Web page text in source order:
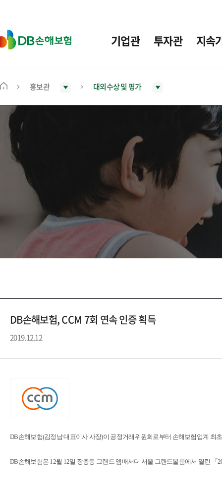
D
B
보
기업관 투자관 지속
메
홍보관 대외수상 및 평가
DB손해보험, CCM 7회 연속 인증 획득
2019.12.12
DB손해보험(김정남 대표이사 사장)이 공정거래위원회로부터 손해보험업계 최
DB손해보험은 12월 12일 장충동 그랜드 앰배서더 서울 그랜드볼룸에서 열린